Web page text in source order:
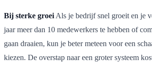
Bij sterke groei Als je bedrijf snel groeit en je
jaar meer dan 10 medewerkers te hebben of
gaan draaien, kun je beter meteen voor een
kiezen. De overstap naar een groter systeem